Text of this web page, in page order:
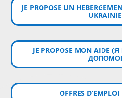
JE PROPOSE UN
JE PROPOSE MON
OFFRES